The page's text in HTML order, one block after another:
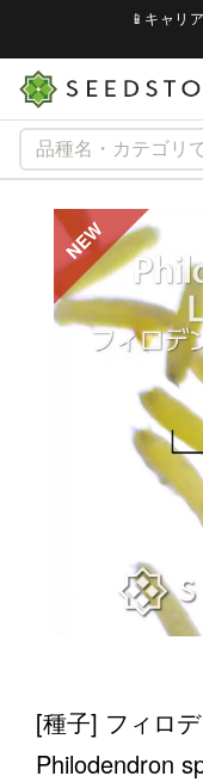
📱キャリ
NEW
[種子] フィロ
Philodendron